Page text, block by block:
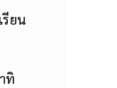
ยน
ทิ